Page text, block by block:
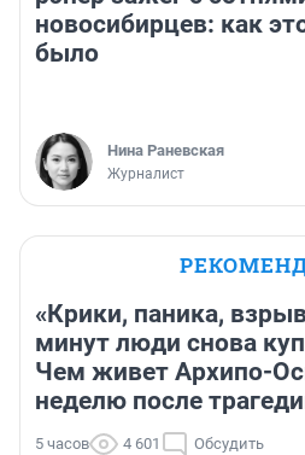
новосибирцев: как
было
Нина Раневская
Журналист
«Крики, паника,
минут люди снова
Чем живет Архипо-
неделю после
5 часов 4 601 Обсудить